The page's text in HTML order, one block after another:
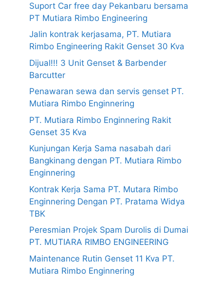
Suport Car free day Pekanbaru bersama
PT Mutiara Rimbo Engineering
Jalin kontrak kerjasama, PT. Mutiara
Rimbo Engineering Rakit Genset 30 Kva
Dijual!!! 3 Unit Genset & Barbender
Barcutter
Penawaran sewa dan servis genset PT.
Mutiara Rimbo Enginnering
PT. Mutiara Rimbo Enginnering Rakit
Genset 35 Kva
Kunjungan Kerja Sama nasabah dari
Bangkinang dengan PT. Mutiara Rimbo
Enginnering
Kontrak Kerja Sama PT. Mutara Rimbo
Enginnering Dengan PT. Pratama Widya
TBK
Peresmian Projek Spam Durolis di Dumai
PT. MUTIARA RIMBO ENGINEERING
Maintenance Rutin Genset 11 Kva PT.
Mutiara Rimbo Enginnering